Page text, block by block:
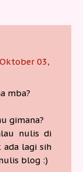
03,
mba?
gimana?
nulis di
lagi sih
blog :)